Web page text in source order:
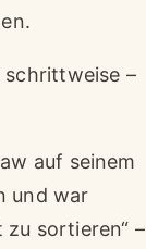
schrittweise –
auf seinem
und war
sortieren“ –